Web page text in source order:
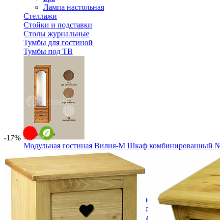
Лампа настольная
Стеллажи
Стойки и подставки
Столы журнальные
Тумбы для гостиной
Тумбы под ТВ
Модульная гостиная Вилия-М Шкаф комбинированный
49 824 ₽
В корзину
Спальня
Деревянные кровати с подъемным механизмом
Кровати односпальные с подъемным механизмом
Кровати двуспальные с подъемным механизмом
-17%